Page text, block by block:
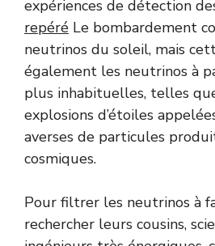
expériences de détection
repéré Le bombardement
neutrinos du soleil, mais
également les neutrinos à
plus inhabituelles, telles
explosions d’étoiles
averses de particules
cosmiques.
Pour filtrer les neutrinos à
rechercher leurs cousins,